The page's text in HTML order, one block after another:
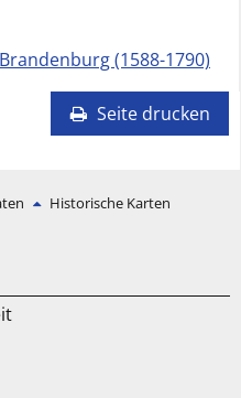
(1588-1790)
Seite drucken
Historische Karten